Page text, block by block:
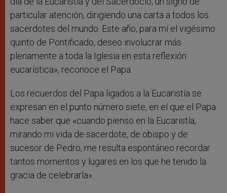
particular atención, dirigiendo una carta a todos los
sacerdotes del mundo. Este año, para mí el vigésimo
quinto de Pontificado, deseo involucrar más
plenamente a toda la Iglesia en esta reflexión
eucarística», reconoce el Papa.
Los recuerdos del Papa ligados a la Eucaristía se
expresan en el punto número siete, en el que el Papa
hace saber que «cuando pienso en la Eucaristía,
mirando mi vida de sacerdote, de obispo y de
sucesor de Pedro, me resulta espontáneo recordar
tantos momentos y lugares en los que he tenido la
gracia de celebrarla».